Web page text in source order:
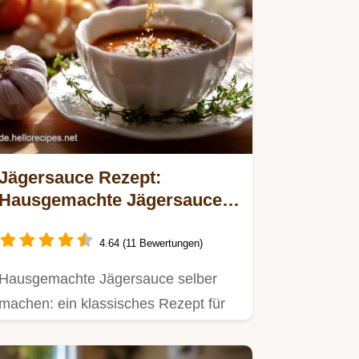
Rezept:
Jägersauce
4.64 (11 Bewertungen)
Jägersauce selber
ein klassisches Rezept für